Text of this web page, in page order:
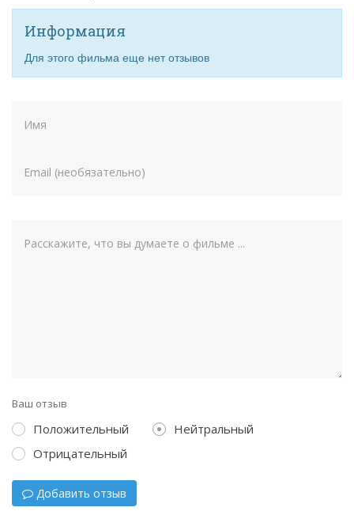
Информация
Для этого фильма еще нет отзывов
Ваш отзыв
Положительный
Нейтральный
Отрицательный
Добавить отзыв